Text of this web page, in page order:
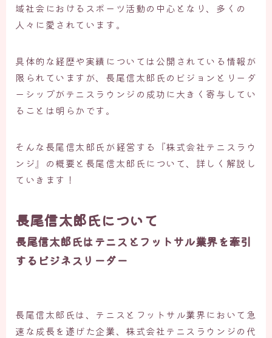
域社会におけるスポーツ活動の中心となり、多くの
人々に愛されています。
具体的な経歴や実績については公開されている情報が
限られていますが、長尾信太郎氏のビジョンとリーダ
ーシップがテニスラウンジの成功に大きく寄与してい
ることは明らかです。
そんな長尾信太郎氏が経営する『株式会社テニスラウ
ンジ』の概要と長尾信太郎氏について、詳しく解説し
ていきます！
長尾信太郎氏について
長尾信太郎氏はテニスとフットサル業界を牽引
するビジネスリーダー
長尾信太郎氏は、テニスとフットサル業界において急
速な成長を遂げた企業、株式会社テニスラウンジの代